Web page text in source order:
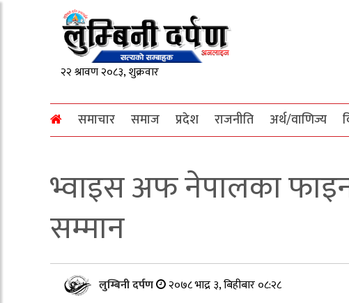
समाचार समाज प्रदेश राजनीति अर्थ/वाणिज्य
भ्वाइस अफ नेपालका
सम्मान
लुम्बिनी दर्पण २०७८ भाद्र ३, बिहीबार ०८:२८